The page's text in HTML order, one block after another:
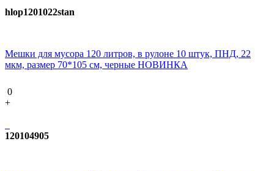
hlop1201022stan
Мешки для мусора 120 литров, в рулоне 10 штук, ПНД, 22
мкм, размер 70*105 см, черные НОВИНКА
0
+
120104905